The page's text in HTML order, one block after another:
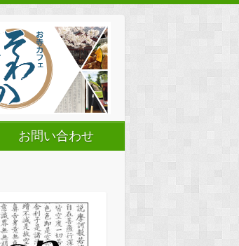
お問い合わせ